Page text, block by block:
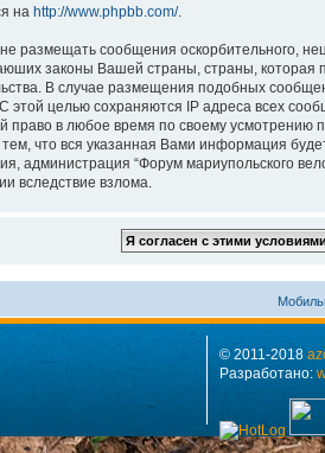
на http://www.phpbb.com/.
размещать сообщения оскорбительного,
законы Вашей страны, страны, которая
В случае размещения подобных
этой целью сохраняются IP адреса всех
право в любое время по своему
что вся указанная Вами информация
администрация “Форум мариупольского
вследствие взлома.
© 2011-2018
Разработано: